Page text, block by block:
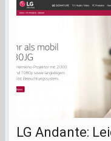
LG Andante: